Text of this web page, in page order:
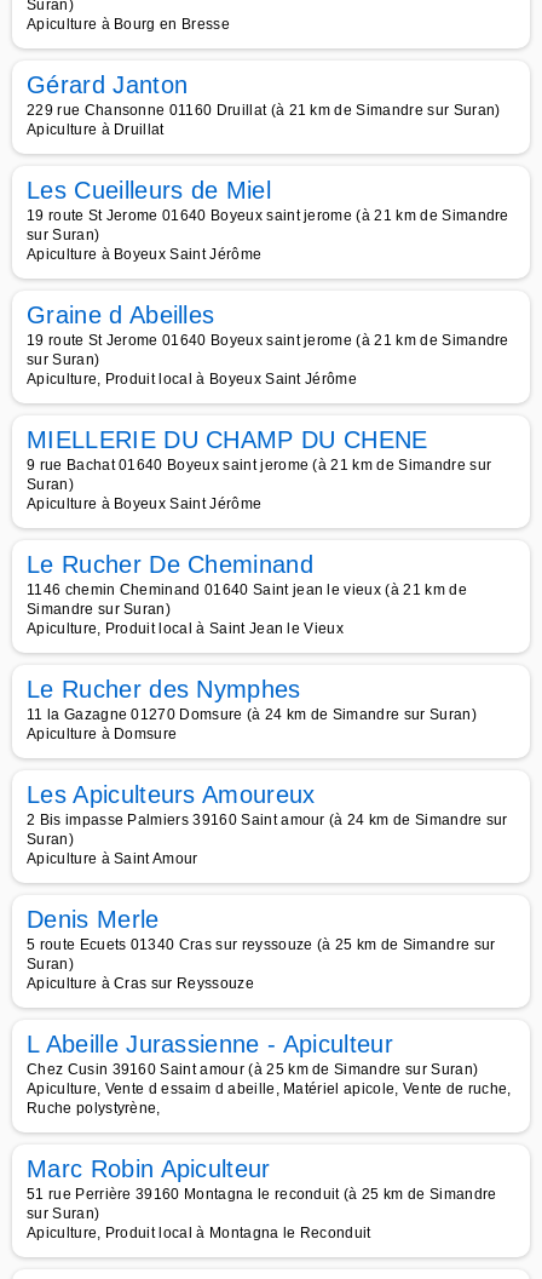
Suran)
Apiculture à Bourg en Bresse
Gérard Janton
229 rue Chansonne 01160 Druillat (à 21 km de Simandre sur Suran)
Apiculture à Druillat
Les Cueilleurs de Miel
19 route St Jerome 01640 Boyeux saint jerome (à 21 km de Simandre
sur Suran)
Apiculture à Boyeux Saint Jérôme
Graine d Abeilles
19 route St Jerome 01640 Boyeux saint jerome (à 21 km de Simandre
sur Suran)
Apiculture, Produit local à Boyeux Saint Jérôme
MIELLERIE DU CHAMP DU CHENE
9 rue Bachat 01640 Boyeux saint jerome (à 21 km de Simandre sur
Suran)
Apiculture à Boyeux Saint Jérôme
Le Rucher De Cheminand
1146 chemin Cheminand 01640 Saint jean le vieux (à 21 km de
Simandre sur Suran)
Apiculture, Produit local à Saint Jean le Vieux
Le Rucher des Nymphes
11 la Gazagne 01270 Domsure (à 24 km de Simandre sur Suran)
Apiculture à Domsure
Les Apiculteurs Amoureux
2 Bis impasse Palmiers 39160 Saint amour (à 24 km de Simandre sur
Suran)
Apiculture à Saint Amour
Denis Merle
5 route Ecuets 01340 Cras sur reyssouze (à 25 km de Simandre sur
Suran)
Apiculture à Cras sur Reyssouze
L Abeille Jurassienne - Apiculteur
Chez Cusin 39160 Saint amour (à 25 km de Simandre sur Suran)
Apiculture, Vente d essaim d abeille, Matériel apicole, Vente de ruche,
Ruche polystyrène,
Marc Robin Apiculteur
51 rue Perrière 39160 Montagna le reconduit (à 25 km de Simandre
sur Suran)
Apiculture, Produit local à Montagna le Reconduit